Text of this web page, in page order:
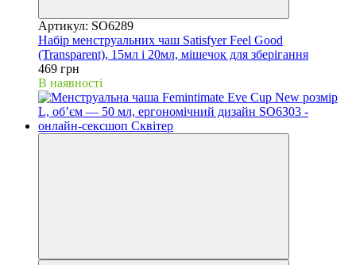
Артикул: SO6289
Набір менструальних чаш Satisfyer Feel Good
(Transparent), 15мл і 20мл, мішечок для зберігання
469 грн
В наявності